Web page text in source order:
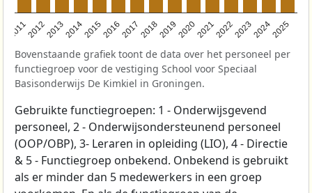
201120122013201420152016201720182019202020212022202320242025
Bovenstaande grafiek toont de data over het personeel per
functiegroep voor de vestiging School voor Speciaal
Basisonderwijs De Kimkiel in Groningen.
Gebruikte functiegroepen: 1 - Onderwijsgevend
personeel, 2 - Onderwijsondersteunend personeel
(OOP/OBP), 3- Leraren in opleiding (LIO), 4 - Directie
& 5 - Functiegroep onbekend. Onbekend is gebruikt
als er minder dan 5 medewerkers in een groep